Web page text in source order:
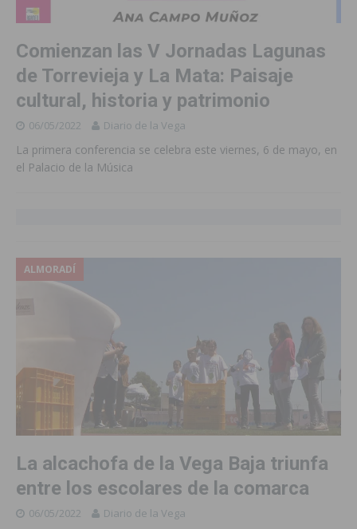
Comienzan las V Jornadas Lagunas
de Torrevieja y La Mata: Paisaje
cultural, historia y patrimonio
06/05/2022 Diario de la Vega
La primera conferencia se celebra este viernes, 6 de mayo, en
el Palacio de la Música
ALMORADÍ
La alcachofa de la Vega Baja triunfa
entre los escolares de la comarca
06/05/2022 Diario de la Vega